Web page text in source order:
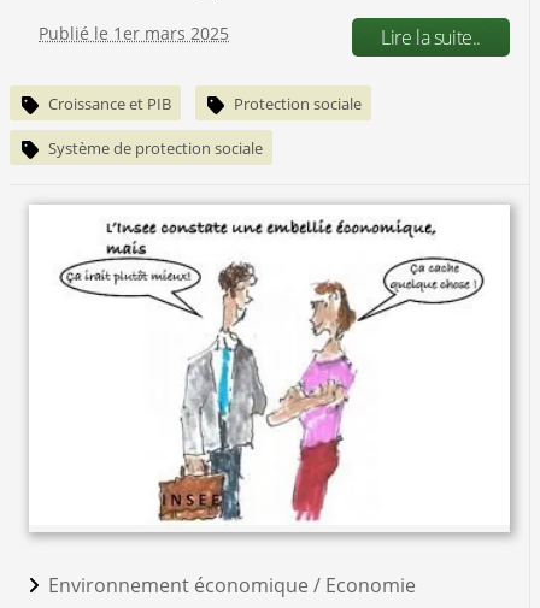
Publié le 1er mars 2025 Lire la suite..
Croissance et PIB Protection sociale
Système de protection sociale
Environnement économique / Economie